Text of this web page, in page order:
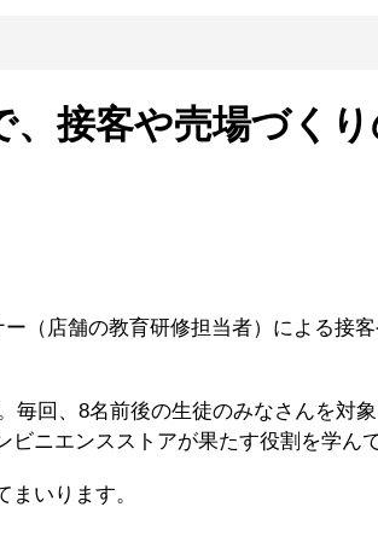
、接客や売場づく
（店舗の教育研修担当者）による接
毎回、8名前後の生徒のみなさんを対
ニエンスストアが果たす役割を学ん
いります。